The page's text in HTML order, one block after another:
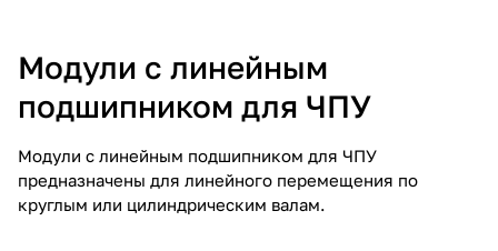
Модули с линейным
подшипником для ЧПУ
Модули с линейным подшипником для ЧПУ
предназначены для линейного перемещения по
круглым или цилиндрическим валам.